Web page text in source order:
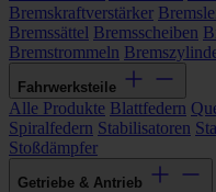
Bremskraftverstärker
Bremssättel Bremsscheiben
Bremstrommeln
Fahrwerksteile
Alle Produkte Blattfedern
Spiralfedern Stabilisatoren
Stoßdämpfer
Getriebe & Antrieb